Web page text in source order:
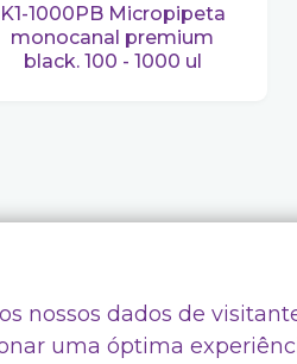
K1-1000PB Micropipeta
monocanal premium
black. 100 - 1000 ul
nossos dados de
uma óptima